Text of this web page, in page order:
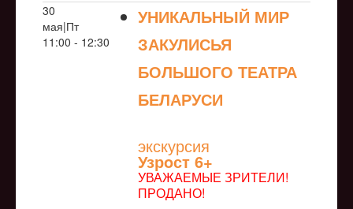
30
мая|Пт
11:00 - 12:30
УНИКАЛЬНЫЙ МИР
ЗАКУЛИСЬЯ
БОЛЬШОГО ТЕАТРА
БЕЛАРУСИ
экскурсия
Узрoст 6+
УВАЖАЕМЫЕ ЗРИТЕЛИ!
ПРОДАНО!